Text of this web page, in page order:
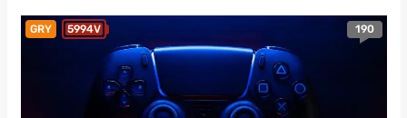
GRY 5994V 190